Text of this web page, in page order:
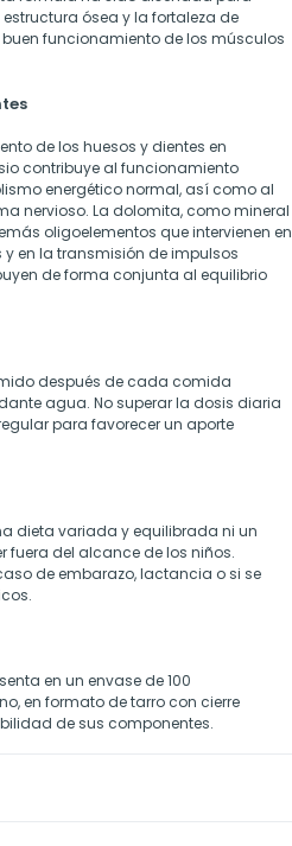
ósea y la fortaleza de
funcionamiento de los músculos
de los huesos y dientes en
contribuye al funcionamiento
energético normal, así como al
nervioso. La dolomita, como mineral
oligoelementos que intervienen en
en la transmisión de impulsos
de forma conjunta al equilibrio
después de cada comida
agua. No superar la dosis diaria
para favorecer un aporte
dieta variada y equilibrada ni un
fuera del alcance de los niños.
de embarazo, lactancia o si se
en un envase de 100
en formato de tarro con cierre
de sus componentes.